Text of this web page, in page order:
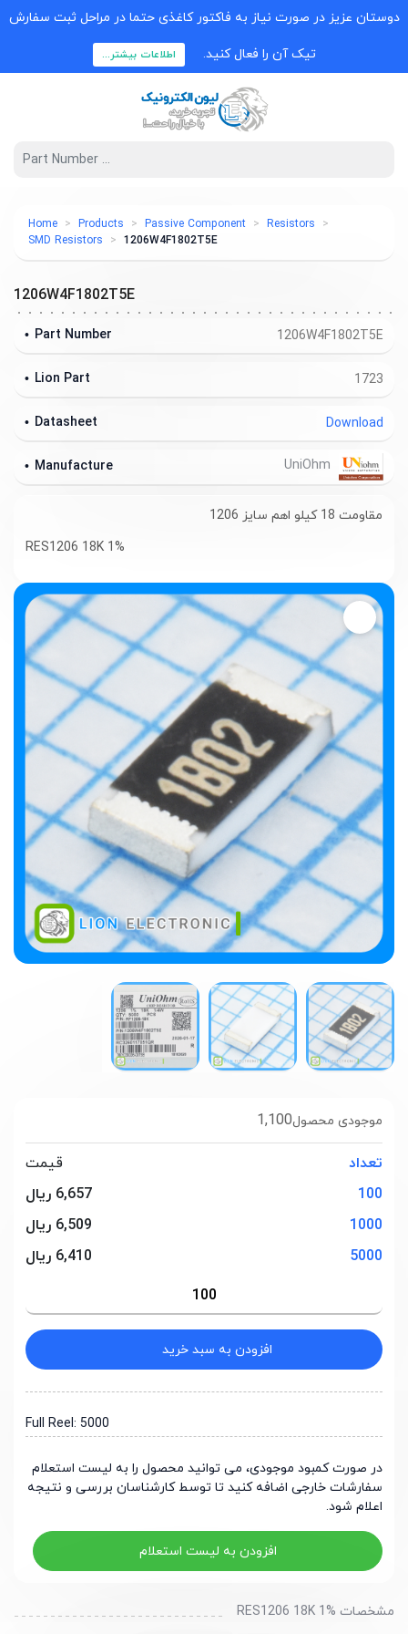
دوستان عزیز در صورت نیاز به فاکتور کاغذی حتما در مراحل ثبت سفارش
تیک آن را فعال کنید. اطلاعات بیشتر...
Home Products Passive Component
Resistors
SMD Resistors
1206W4F1802T5E
1,100موجودی محصول
تعداد
قیمت
100
6,657 ریال
1000
6,509 ریال
5000
6,410 ریال
افزودن به سبد خرید
Full Reel: 5000
در صورت کمبود موجودی، می توانید محصول را به لیست استعلام
سفارشات خارجی اضافه کنید تا توسط کارشناسان بررسی و نتیجه
اعلام شود.
افزودن به لیست استعلام
1206W4F1802T5E
1206W4F1802T5E
Part Number
1723
Lion Part
Download
Datasheet
Manufacture
مقاومت 18 کیلو اهم سایز 1206
RES1206 18K 1%
مشخصات RES1206 18K 1%